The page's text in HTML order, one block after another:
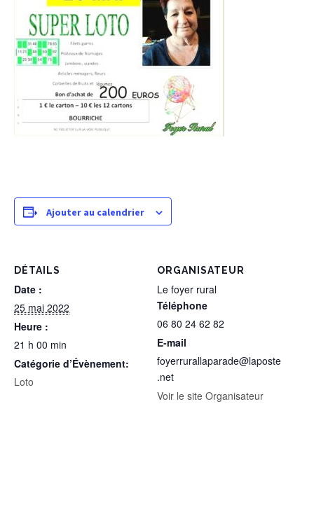
Ajouter au calendrier
DÉTAILS
Date :
25 mai 2022
Heure :
21 h 00 min
Catégorie d’Évènement:
Loto
ORGANISATEUR
Le foyer rural
Téléphone
06 80 24 62 82
E-mail
foyerrurallaparade@laposte
.net
Voir le site Organisateur